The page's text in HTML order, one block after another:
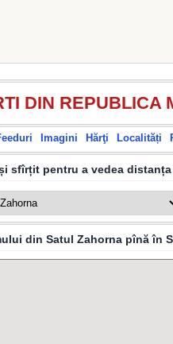
DIN REPUBLICA
Imagini Hărţi Localități
sfîrțit pentru a vedea
din Satul Zahorna pînă în